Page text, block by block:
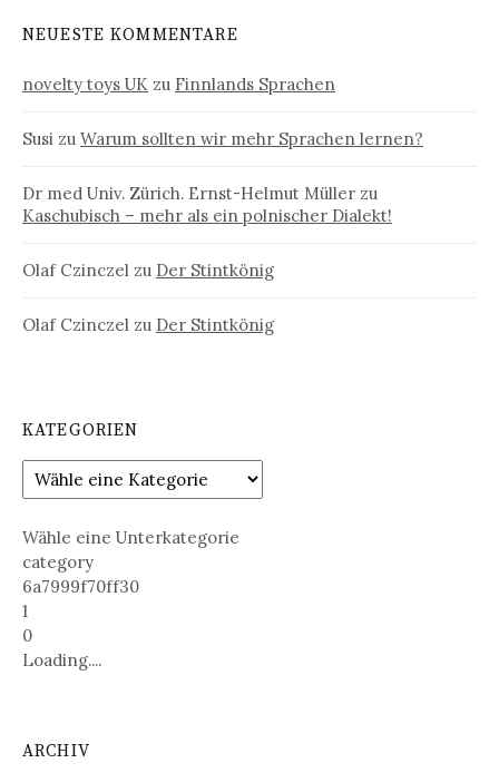
NEUESTE KOMMENTARE
novelty toys UK zu Finnlands Sprachen
Susi zu Warum sollten wir mehr Sprachen lernen?
Dr med Univ. Zürich. Ernst-Helmut Müller zu
Kaschubisch – mehr als ein polnischer Dialekt!
Olaf Czinczel zu Der Stintkönig
Olaf Czinczel zu Der Stintkönig
KATEGORIEN
Wähle eine Unterkategorie
category
6a7999f70ff30
1
0
Loading....
ARCHIV